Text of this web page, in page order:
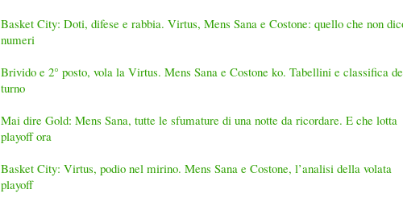
Basket City: Doti, difese e rabbia. Virtus, Mens Sana e Costone: quello che non
numeri
Brivido e 2° posto, vola la Virtus. Mens Sana e Costone ko. Tabellini e classifica
turno
Mai dire Gold: Mens Sana, tutte le sfumature di una notte da ricordare. E che lotta
playoff ora
Basket City: Virtus, podio nel mirino. Mens Sana e Costone, l’analisi della volata
playoff